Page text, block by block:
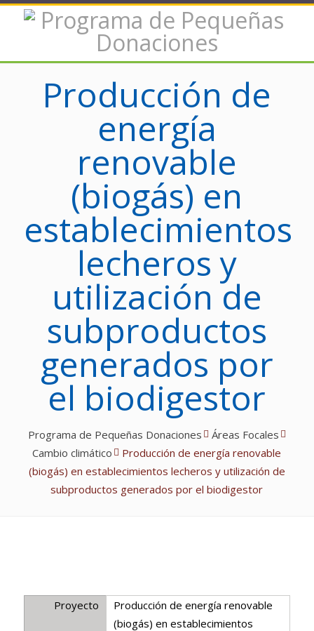
Producción de
energía
renovable
(biogás) en
establecimientos
lecheros y
utilización de
subproductos
generados por
el biodigestor
Programa de Pequeñas Donaciones
Áreas Focales
Cambio climático
Producción de energía renovable
(biogás) en establecimientos lecheros y utilización de
subproductos generados por el biodigestor
Proyecto
Producción de energía renovable
(biogás) en establecimientos